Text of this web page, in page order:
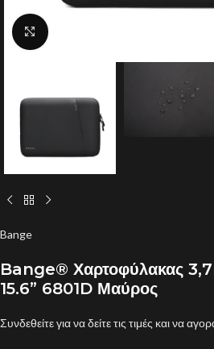
Click to enlarge
Bange
Bange® Χαρτοφύλακας
15.6” 6801D Μαύρος
Συνδεθείτε για να δείτε τις τιμές και να